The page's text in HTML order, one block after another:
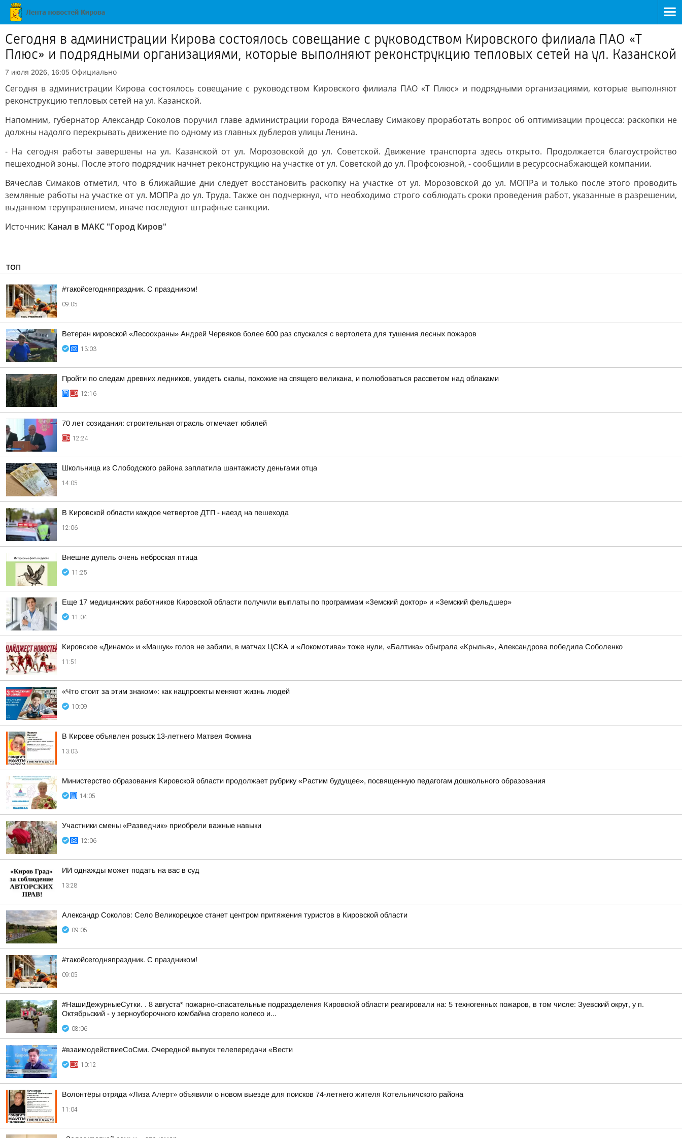
Сегодня в администрации Кирова состоялось совещание с руководством Кировского филиала ПАО «Т
Плюс» и подрядными организациями, которые выполняют реконструкцию тепловых сетей на ул. Казанской
7 июля 2026, 16:05 Официально
Сегодня в администрации Кирова состоялось совещание с руководством Кировского филиала ПАО «Т Плюс» и подрядными организациями, которые выполняют
реконструкцию тепловых сетей на ул. Казанской.
Напомним, губернатор Александр Соколов поручил главе администрации города Вячеславу Симакову проработать вопрос об оптимизации процесса: раскопки не
должны надолго перекрывать движение по одному из главных дублеров улицы Ленина.
- На сегодня работы завершены на ул. Казанской от ул. Морозовской до ул. Советской. Движение транспорта здесь открыто. Продолжается благоустройство
пешеходной зоны. После этого подрядчик начнет реконструкцию на участке от ул. Советской до ул. Профсоюзной, - сообщили в ресурсоснабжающей компании.
Вячеслав Симаков отметил, что в ближайшие дни следует восстановить раскопку на участке от ул. Морозовской до ул. МОПРа и только после этого проводить
земляные работы на участке от ул. МОПРа до ул. Труда. Также он подчеркнул, что необходимо строго соблюдать сроки проведения работ, указанные в разрешении,
выданном теруправлением, иначе последуют штрафные санкции.
Источник: Канал в МАКС "Город Киров"
ТОП
#такойсегодняпраздник. С праздником!
09:05
Ветеран кировской «Лесоохраны» Андрей Червяков более 600 раз спускался с вертолета для тушения лесных пожаров
13:03
Пройти по следам древних ледников, увидеть скалы, похожие на спящего великана, и полюбоваться рассветом над облаками
12:16
70 лет созидания: строительная отрасль отмечает юбилей
12:24
Школьница из Слободского района заплатила шантажисту деньгами отца
14:05
В Кировской области каждое четвертое ДТП - наезд на пешехода
12:06
Внешне дупель очень неброская птица
11:25
Еще 17 медицинских работников Кировской области получили выплаты по программам «Земский доктор» и «Земский фельдшер»
11:04
Кировское «Динамо» и «Машук» голов не забили, в матчах ЦСКА и «Локомотива» тоже нули, «Балтика» обыграла «Крылья», Александрова победила Соболенко
11:51
«Что стоит за этим знаком»: как нацпроекты меняют жизнь людей
10:09
В Кирове объявлен розыск 13-летнего Матвея Фомина
13:03
Министерство образования Кировской области продолжает рубрику «Растим будущее», посвященную педагогам дошкольного образования
14:05
Участники смены «Разведчик» приобрели важные навыки
12:06
ИИ однажды может подать на вас в суд
13:28
Александр Соколов: Село Великорецкое станет центром притяжения туристов в Кировской области
09:05
#такойсегодняпраздник. С праздником!
09:05
#НашиДежурныеСутки. . 8 августа* пожарно-спасательные подразделения Кировской области реагировали на: 5 техногенных пожаров, в том числе: Зуевский округ, у п.
Октябрьский - у зерноуборочного комбайна сгорело колесо и...
08:06
#взаимодействиеСоСми. Очередной выпуск телепередачи «Вести
10:12
Волонтёры отряда «Лиза Алерт» объявили о новом выезде для поисков 74-летнего жителя Котельничского района
11:04